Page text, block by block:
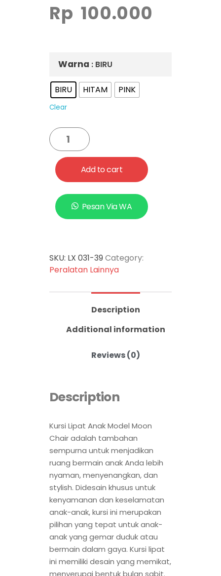
Rp 100.000
Warna : BIRU
BIRU HITAM PINK
Clear
Add to cart
Pesan Via WA
SKU: LX 031-39 Category:
Peralatan Lainnya
Description
Additional information
Reviews (0)
Description
Kursi Lipat Anak Model Moon
Chair adalah tambahan
sempurna untuk menjadikan
ruang bermain anak Anda lebih
nyaman, menyenangkan, dan
stylish. Didesain khusus untuk
kenyamanan dan keselamatan
anak-anak, kursi ini merupakan
pilihan yang tepat untuk anak-
anak yang gemar duduk atau
bermain dalam gaya. Kursi lipat
ini memiliki desain yang memikat,